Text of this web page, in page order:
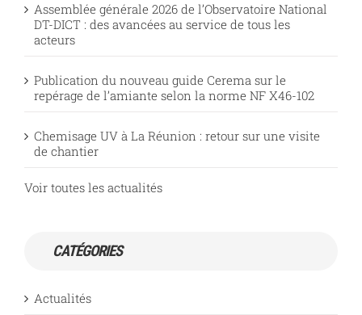
Assemblée générale 2026 de l’Observatoire National
DT-DICT : des avancées au service de tous les
acteurs
Publication du nouveau guide Cerema sur le
repérage de l’amiante selon la norme NF X46-102
Chemisage UV à La Réunion : retour sur une visite
de chantier
Voir toutes les actualités
CATÉGORIES
Actualités